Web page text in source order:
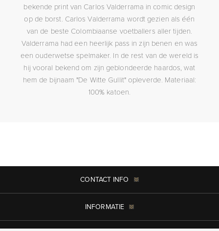
bekende print van Carlos Valderrama in comic design
op de borst. Carlos Valderrama wordt gezien als één
van de beste Colombiaanse voetballers aller tijden.
Valderrama had een heerlijk pass in zijn benen en was
een ouderwetse spelmaker. In de rest van de wereld is
hij vooral bekend om zijn geblondeerde haardos, wat
hem de bijnaam "De Witte Gullit" opleverde. Materiaal:
100% katoen.
CONTACT INFO
INFORMATIE